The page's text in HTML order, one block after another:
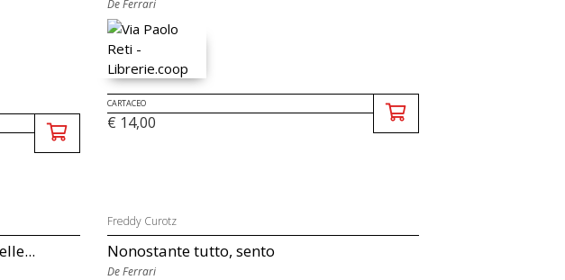
De Ferrari
CARTACEO
€ 14,00
Freddy Curotz
Nonostante tutto, sento
De Ferrari